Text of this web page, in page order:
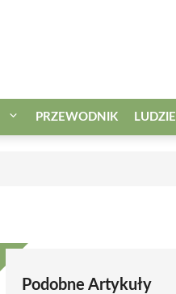
PRZEWODNIK LUDZIE
Podobne Artykuły